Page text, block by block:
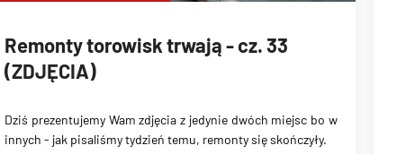
Remonty torowisk trwają - cz. 33
(ZDJĘCIA)
Dziś prezentujemy Wam zdjęcia z jedynie dwóch miejsc bo w
innych - jak pisaliśmy tydzień temu, remonty się skończyły.